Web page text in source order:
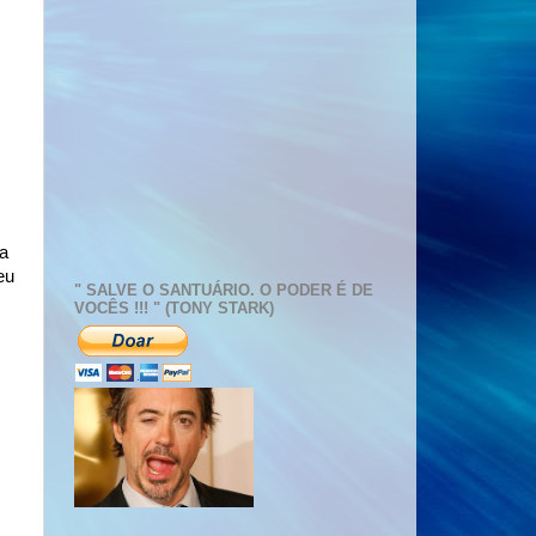
" SALVE O SANTUÁRIO. O PODER É DE
VOCÊS !!! " (TONY STARK)